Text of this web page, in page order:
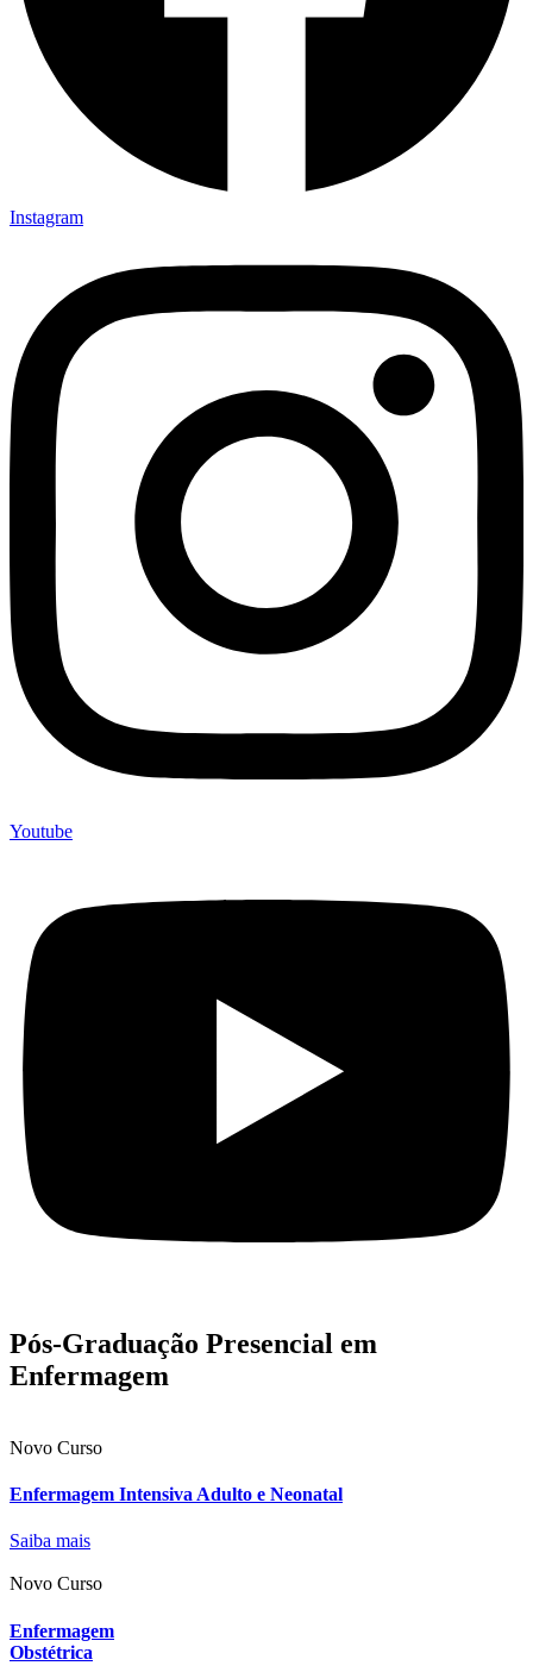
Instagram
Youtube
Pós-Graduação Presencial em
Enfermagem
Novo Curso
Enfermagem Intensiva Adulto e Neonatal
Saiba mais
Novo Curso
Enfermagem
Obstétrica